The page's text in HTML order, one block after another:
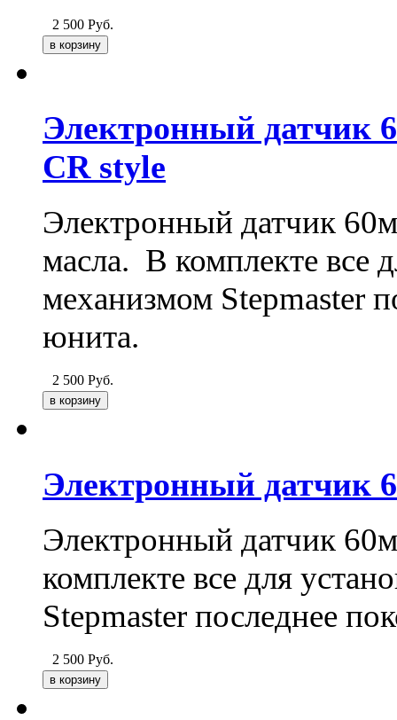
2 500 Руб.
Электронный датчик
CR style
Электронный датчик
масла. В комплекте все
механизмом Stepmaster
юнита.
2 500 Руб.
Электронный датчик
Электронный датчик
комплекте все для
Stepmaster последнее
2 500 Руб.